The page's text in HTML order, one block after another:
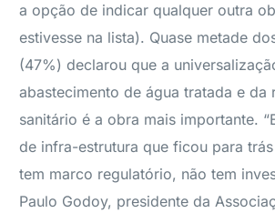
a opção de indicar qualquer outra
estivesse na lista). Quase metade
(47%) declarou que a
abastecimento de água tratada e da
sanitário é a obra mais importante.
de infra-estrutura que ficou para
tem marco regulatório, não tem
Paulo Godoy, presidente da